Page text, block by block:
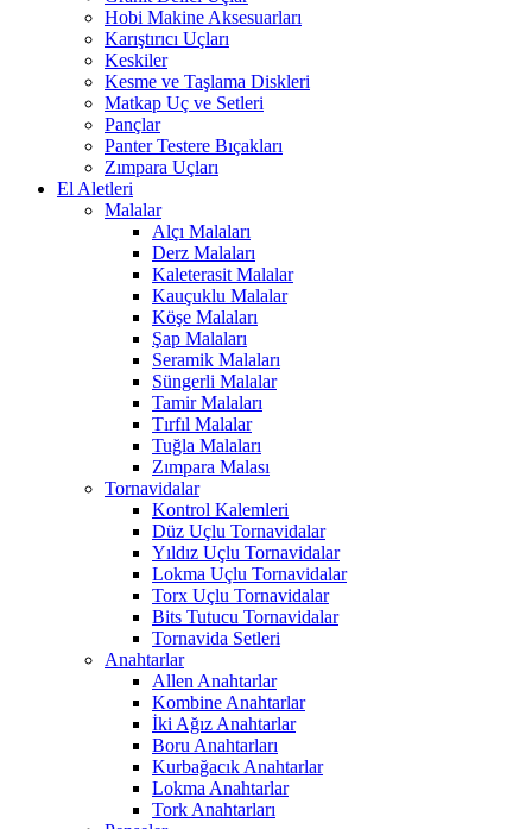
Hobi Makine Aksesuarları
Karıştırıcı Uçları
Keskiler
Kesme ve Taşlama Diskleri
Matkap Uç ve Setleri
Pançlar
Panter Testere Bıçakları
Zımpara Uçları
El Aletleri
Malalar
Alçı Malaları
Derz Malaları
Kaleterasit Malalar
Kauçuklu Malalar
Köşe Malaları
Şap Malaları
Seramik Malaları
Süngerli Malalar
Tamir Malaları
Tırfıl Malalar
Tuğla Malaları
Zımpara Malası
Tornavidalar
Kontrol Kalemleri
Düz Uçlu Tornavidalar
Yıldız Uçlu Tornavidalar
Lokma Uçlu Tornavidalar
Torx Uçlu Tornavidalar
Bits Tutucu Tornavidalar
Tornavida Setleri
Anahtarlar
Allen Anahtarlar
Kombine Anahtarlar
İki Ağız Anahtarlar
Boru Anahtarları
Kurbağacık Anahtarlar
Lokma Anahtarlar
Tork Anahtarları